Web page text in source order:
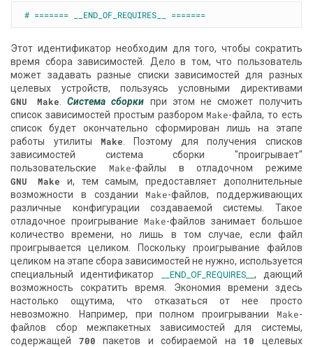
# ======= __END_OF_REQUIRES__ =======
Этот идентификатор необходим для того, чтобы сократить
время сбора зависимостей. Дело в том, что пользователь
может задавать разные списки зависимостей для разных
целевых устройств, пользуясь условными директивами
GNU Make
Система сборки при этом не сможет получить
список зависимостей простым разбором Make-файла, то есть
список будет окончательно сформирован лишь на этапе
работы утилиты Make . Поэтому для получения списков
зависимостей система сборки "проигрывает"
пользовательские Make-файлы в отладочном режиме
GNU Make и, тем самым, предоставляет дополнительные
возможности в создании Make-файлов, поддерживающих
различные конфигурации создаваемой системы. Такое
отладочное проигрывание Make-файлов занимает большое
количество времени, но лишь в том случае, если файл
проигрывается целиком. Поскольку проигрывание файлов
целиком на этапе сбора зависимостей не нужно, используется
специальный идентификатор
__END_OF_REQUIRES__ , дающий
возможность сократить время. Экономия времени здесь
настолько ощутима, что отказаться от нее просто
невозможно. Например, при полном проигрывании Make-
файлов сбор межпакетных зависимостей для системы,
содержащей 700 пакетов и собираемой на 10 целевых